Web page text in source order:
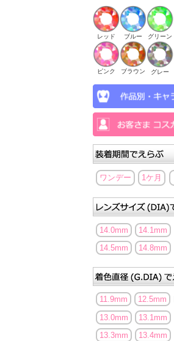
レッド ブルー グリーン
ピンク ブラウン グレー
ワンデー 1ケ月
14.0mm 14.1mm
14.5mm
14.8mm
11.9mm 12.5mm
13.0mm
13.1mm
13.3mm
13.4mm